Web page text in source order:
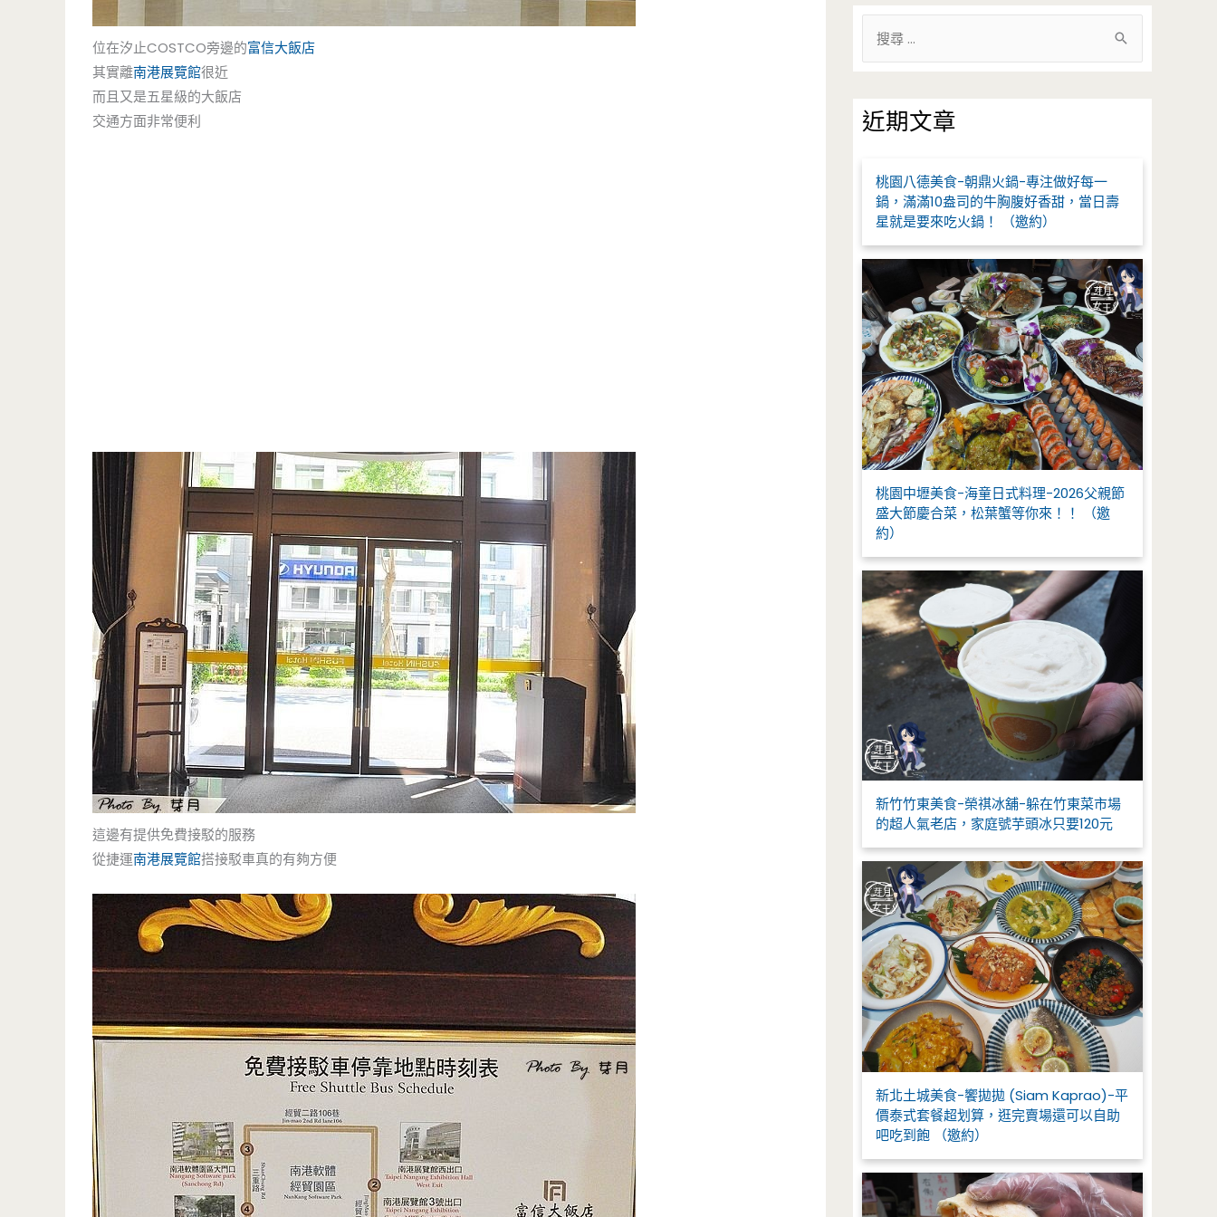
位在汐止COSTCO旁邊的富信大飯店
其實離南港展覽館很近
而且又是五星級的大飯店
交通方面非常便利
這邊有提供免費接駁的服務
從捷運南港展覽館搭接駁車真的有夠方便
鍵
字
近期文章
桃園八德美食-朝鼎火鍋-專注做好每一
鍋，滿滿10盎司的牛胸腹好香甜，當日壽
星就是要來吃火鍋！ （邀約）
桃園中壢美食-海童日式料理-2026父親節
盛大節慶合菜，松葉蟹等你來！！ （邀
約）
新竹竹東美食-榮祺冰舖-躲在竹東菜市場
的超人氣老店，家庭號芋頭冰只要120元
新北土城美食-饗拋拋 (Siam Kaprao)-平
價泰式套餐超划算，逛完賣場還可以自助
吧吃到飽 （邀約）